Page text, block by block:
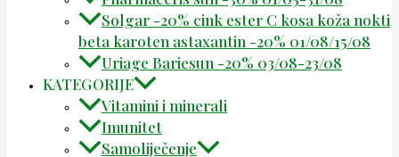
Solgar -20% cink ester C kosa koža nokti
beta karoten astaxantin -20% 01/08/15/08
Uriage Bariesun -20% 03/08-23/08
KATEGORIJE
Vitamini i minerali
Imunitet
Samoliječenje